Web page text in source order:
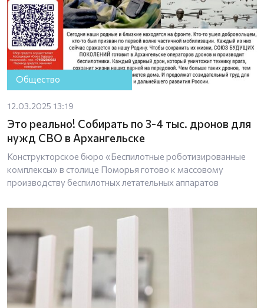
Общество
12.03.2025 13:19
Это реально! Собирать по 3-4 тыс. дронов для
нужд СВО в Архангельске
Конструкторское бюро «Беспилотные роботизированные
комплексы» в столице Поморья готово к массовому
производству беспилотных летательных аппаратов